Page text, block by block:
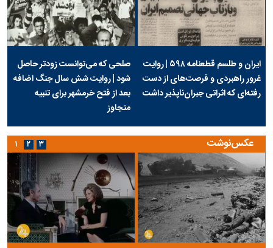
ایران و طلسم قطعنامه ۵۹۸ | روایت
غرور راهبردی و فرصت‌های از دست
رفته‌ای که اثراتی جبران‌ناپذیر داشت
صلحی که می‌توانست زودتر حاصل
شود | روایت شش سال جنگ اضافه
بعد از فتح خرمشهر برای تنبیه
متجاوز
عکس‌نوشت ۱ ۲ ۳